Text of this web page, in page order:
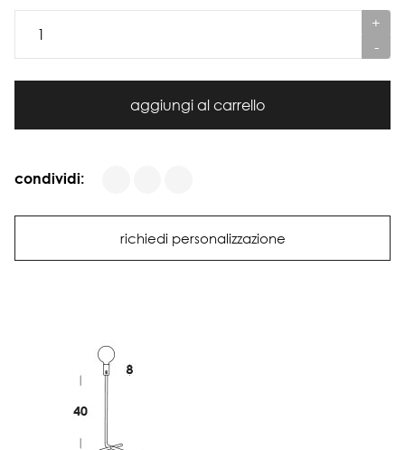
+
-
aggiungi al carrello
condividi:
richiedi personalizzazione